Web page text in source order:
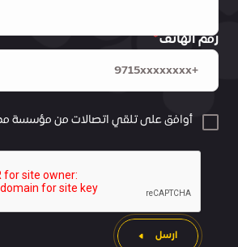
رقم الهاتف
أوافق على تلقي اتصالات من مؤسسة
ارسل